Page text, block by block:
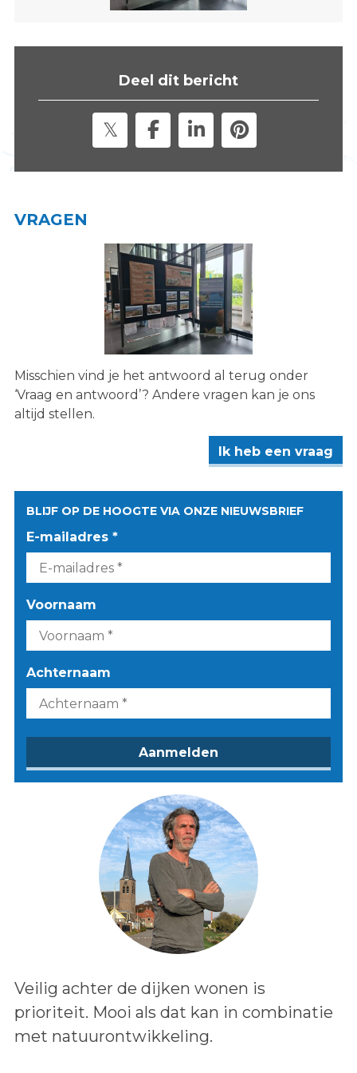
t
Deel dit bericht
VRAGEN
Misschien vind je het antwoord al terug onder
‘Vraag en antwoord’? Andere vragen kan je ons
altijd stellen.
Ik heb een vraag
BLIJF OP DE HOOGTE VIA ONZE NIEUWSBRIEF
E-mailadres *
Voornaam
Achternaam
Lees het bericht:
Veilig achter de dijken wonen is
prioriteit. Mooi als dat kan in combinatie
met natuurontwikkeling.